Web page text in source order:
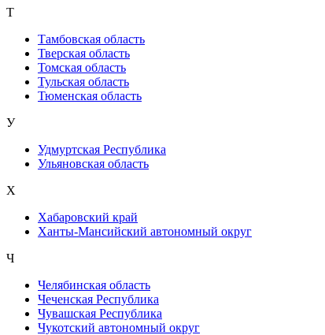
Т
Тамбовская область
Тверская область
Томская область
Тульская область
Тюменская область
У
Удмуртская Республика
Ульяновская область
Х
Хабаровский край
Ханты-Мансийский автономный округ
Ч
Челябинская область
Чеченская Республика
Чувашская Республика
Чукотский автономный округ